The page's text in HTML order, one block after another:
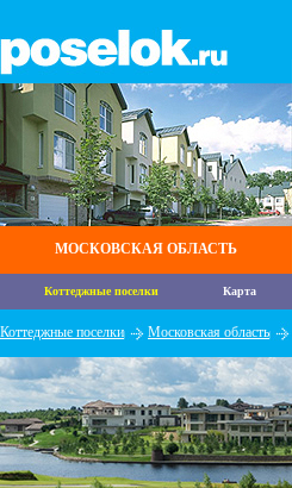
МОСКОВСКАЯ ОБЛАСТЬ
Коттеджные поселки Карта
Коттеджные поселки Московская область